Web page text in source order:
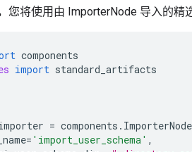
您将使用由 ImporterNode 导入的精
components
import standard_artifacts
= components . ImporterNode
= 'import_user_schema' ,